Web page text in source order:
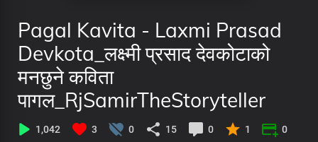
Pagal Kavita - Laxmi Prasad
Devkota_लक्ष्मी प्रसाद देवकोटाको
मनछुने कविता
पागल_RjSamirTheStoryteller
1,042 3 0 15 0 1 0